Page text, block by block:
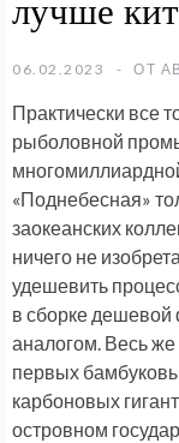
лучше
06.02.2023 ОТ
Практически все
рыболовной
«Поднебесная»
заокеанских
ничего не
удешевить
в сборке
аналогом. Весь
первых
карбоновых
островном